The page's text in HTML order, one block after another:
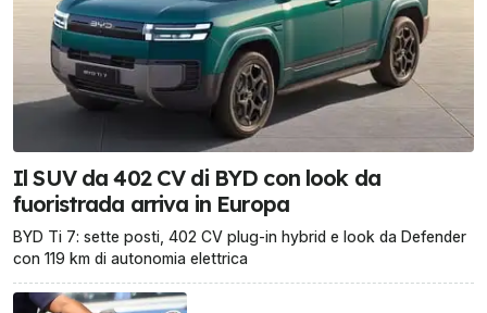
Il SUV da 402 CV di BYD con look da
fuoristrada arriva in Europa
BYD Ti 7: sette posti, 402 CV plug-in hybrid e look da Defender
con 119 km di autonomia elettrica